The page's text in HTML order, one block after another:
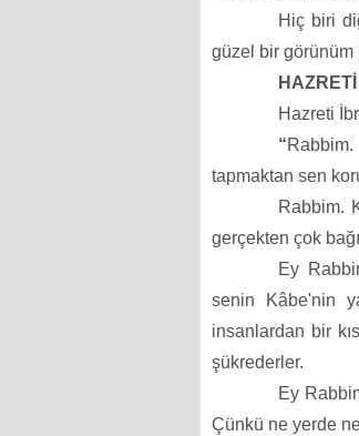
Hiç biri
güzel bir görünüm
Hazreti
“
tapmaktan sen
Rabbim.
gerçekten çok
Ey
senin Kâbe'nin
insanlardan bir
şükrederler.
Ey
Çünkü ne yerde